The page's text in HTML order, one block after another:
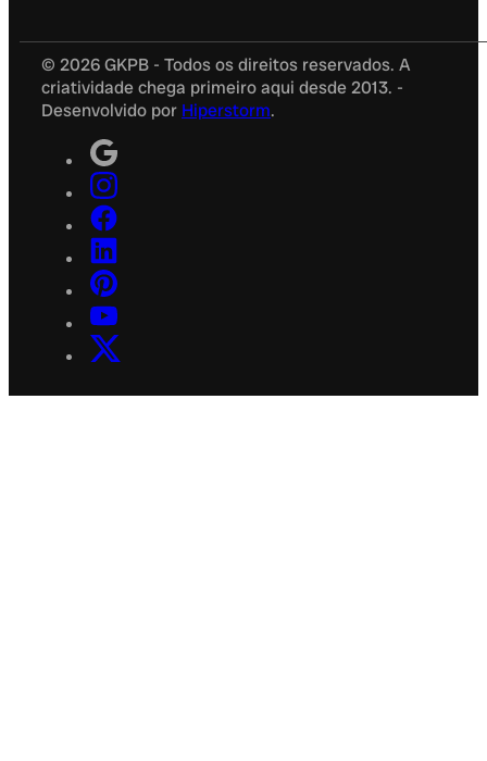
© 2026 GKPB - Todos os direitos reservados. A
criatividade chega primeiro aqui desde 2013. -
Desenvolvido por Hiperstorm.